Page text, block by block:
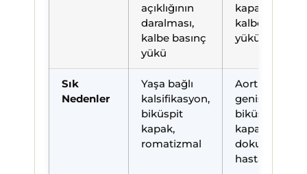
açıklığının
daralması,
kalbe basınç
yükü
kalbe hacim
yükü
Sık
Nedenler
Yaşa bağlı
kalsifikasyon,
biküspit
kapak,
romatizmal
Aort kökü
genişlemesi,
biküspit
kapak, bağ
dokusu
hastalıkları